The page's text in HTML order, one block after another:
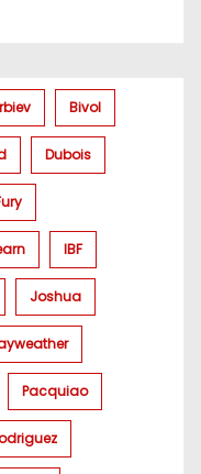
Bivol
Dubois
IBF
Joshua
Pacquiao